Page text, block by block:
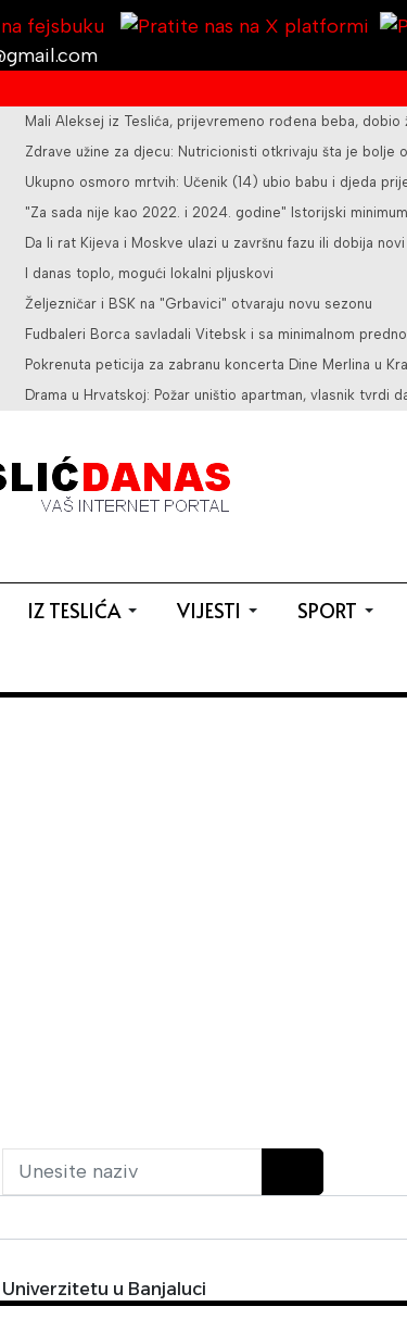
Mali Aleksej iz Teslića, prijevremeno rođena beba,
Zdrave užine za djecu: Nutricionisti otkrivaju šta je bolje
Ukupno osmoro mrtvih: Učenik (14) ubio babu i djeda
"Za sada nije kao 2022. i 2024. godine" Istorijski
Da li rat Kijeva i Moskve ulazi u završnu fazu ili dobija
I danas toplo, mogući lokalni pljuskovi
Željezničar i BSK na "Grbavici" otvaraju novu sezonu
Fudbaleri Borca savladali Vitebsk i sa minimalnom
Pokrenuta peticija za zabranu koncerta Dine Merlina u
Drama u Hrvatskoj: Požar uništio apartman, vlasnik tvrdi
IZ TESLIĆA VIJESTI SPORT
u Banjaluci